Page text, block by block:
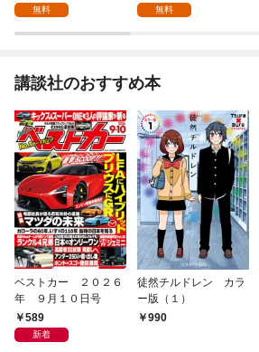
無料
った私が、実は天才精
ます～@COMIC 第1話
無料
講談社のおすすめ本
ベストカー ２０２６
年 ９月１０日号
589
新着
徒然チルドレン カラ
ー版（１）
990